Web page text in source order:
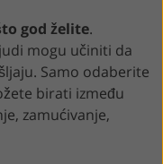
god želite.
mogu učiniti da
Samo odaberite
birati između
zamućivanje,